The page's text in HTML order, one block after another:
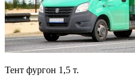
Тент фургон 1,5 т.